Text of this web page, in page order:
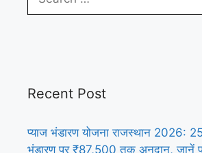
for:
Recent Post
प्याज भंडारण योजना राजस्थान 2026:
भंडारण पर ₹87,500 तक अनुदान, जानें